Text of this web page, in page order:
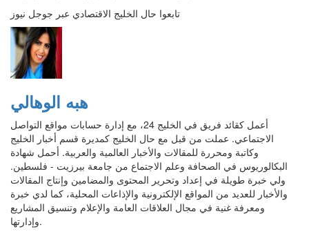
تابعوا حال الخليج الاقتصادي عبر جوجل نيوز
هبه الوهالي
أعمل كقائد فريق في الخليج 24، مع إدارة حسابات مواقع التواصل
الاجتماعي. عملت من قبل مع حال الخليج كمديرة قسم أخبار الخليج
وكاتبة ومحررة للمقالات والأخبار العالمية والعربية. أحمل شهادة
البكالوريوس في الصحافة وعلم الاجتماع من جامعة بيرزيت - فلسطين.
ولي خبرة طويلة في إعداد وتحرير المحتوى والمضامين وإنتاج المقالات
والأخبار للعديد من المواقع الإلكترونية والإذاعات المحلية، كما لدي خبرة
ومعرفة غنية في مجال العلاقات العامة والإعلام وتنسيق المشاريع
وإدارتها.